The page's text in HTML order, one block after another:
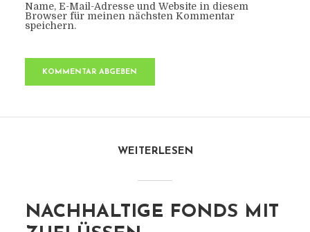
Name, E-Mail-Adresse und Website in diesem
Browser für meinen nächsten Kommentar
speichern.
WEITERLESEN
NACHHALTIGE FONDS MIT